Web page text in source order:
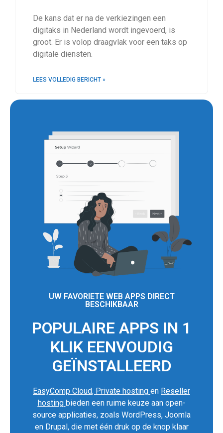
De kans dat er na de verkiezingen een
digitaks in Nederland wordt ingevoerd, is
groot. Er is volop draagvlak voor een taks op
digitale diensten.
LEES VOLLEDIG BERICHT »
UW FAVORIETE WEB APPS DIRECT
BESCHIKBAAR
POPULAIRE APPS IN 1
KLIK EENVOUDIG
GEÏNSTALLEERD
EasyComp Cloud, Private hosting en Reseller
hosting bieden een ruime keuze aan open-
source applicaties, zoals WordPress, Joomla
en Drupal, die met één druk op de knop klaar